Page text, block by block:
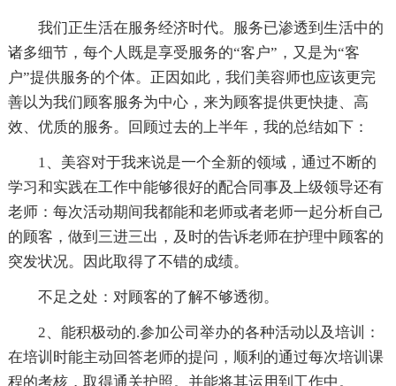
我们正生活在服务经济时代。服务已渗透到生活中的
诸多细节，每个人既是享受服务的“客户”，又是为“客
户”提供服务的个体。正因如此，我们美容师也应该更完
善以为我们顾客服务为中心，来为顾客提供更快捷、高
效、优质的服务。回顾过去的上半年，我的总结如下：
1、美容对于我来说是一个全新的领域，通过不断的
学习和实践在工作中能够很好的配合同事及上级领导还有
老师：每次活动期间我都能和老师或者老师一起分析自己
的顾客，做到三进三出，及时的告诉老师在护理中顾客的
突发状况。因此取得了不错的成绩。
不足之处：对顾客的了解不够透彻。
2、能积极动的.参加公司举办的各种活动以及培训：
在培训时能主动回答老师的提问，顺利的通过每次培训课
程的考核，取得通关护照。并能将其运用到工作中。